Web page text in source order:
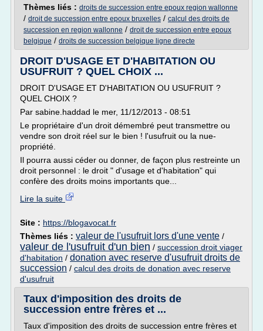
Thèmes liés : droits de succession entre epoux region wallonne
/ droit de succession entre epoux bruxelles / calcul des droits de
succession en region wallonne / droit de succession entre epoux
belgique / droits de succession belgique ligne directe
DROIT D'USAGE ET D'HABITATION OU
USUFRUIT ? QUEL CHOIX ...
DROIT D'USAGE ET D'HABITATION OU USUFRUIT ?
QUEL CHOIX ?
Par sabine.haddad le mer, 11/12/2013 - 08:51
Le propriétaire d'un droit démembré peut transmettre ou
vendre son droit réel sur le bien ! l'usufruit ou la nue-
propriété.
Il pourra aussi céder ou donner, de façon plus restreinte un
droit personnel : le droit " d'usage et d'habitation" qui
confère des droits moins importants que...
Lire la suite
Site : https://blogavocat.fr
Thèmes liés : valeur de l'usufruit lors d'une vente /
valeur de l'usufruit d'un bien / succession droit viager
d'habitation / donation avec reserve d'usufruit droits de
succession / calcul des droits de donation avec reserve
d'usufruit
Taux d'imposition des droits de
succession entre frères et ...
Taux d'imposition des droits de succession entre frères et